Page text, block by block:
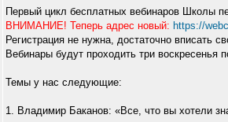
Первый цикл бесплатных вебинаров Школы
ВНИМАНИЕ! Теперь адрес новый: https://
Регистрация не нужна, достаточно вписать
Вебинары будут проходить три воскресенья
Темы у нас следующие:
1. Владимир Баканов: «Все, что вы хотели